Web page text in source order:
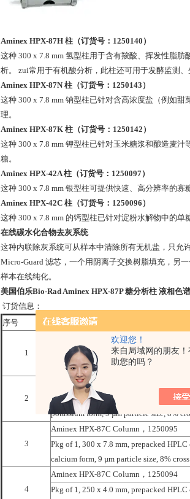
欢迎您！
来自局域网的朋友
助您的吗？
Aminex HPX-87H 柱（订货号：1250140）
这种 300 x 7.8 mm 氢型柱用于含有羧酸、挥发性脂
析。 zui常用于有机酸分析，此柱还可用于发酵监测、
Aminex HPX-87N 柱（订货号：1250143）
这种 300 x 7.8 mm 钠型柱已针对含高浓度盐（例如
理。
Aminex HPX-87K 柱（订货号：1250142）
这种 300 x 7.8 mm 钾型柱已针对玉米糖浆和酿造麦
糖。
Aminex HPX-42A 柱（订货号：1250097）
这种 300 x 7.8 mm 银型柱可提供快速、高分辨率的寡
Aminex HPX-42C 柱（订货号：1250096）
这种 300 x 7.8 mm 的钙型柱已针对淀粉水解物中的
在线碳水化合物去灰系统
这种内联除灰系统可从样本中清除所有无机盐，只允
Micro-Guard 滤芯，一个用阴离子交换树脂填充，另
样本在线纯化。
美国伯乐Bio-Rad Aminex HPX-87P 糖分析柱 液相色
订货信息：
序号
产品名称，订货号，详细描述
1
Aminex HPX-87N Column，1250143
Pkg of 1, 300 x 7.8 mm, prepacked
sodium form, 9 µm particle size, 8% cross
2
Aminex HPX-87K Column，1250142
Pkg of 1, 300 x 7.8 mm, prepacked
potassium form, 9 µm particle size, 8%
3
Aminex HPX-87C Column，1250095
Pkg of 1, 300 x 7.8 mm, prepacked
calcium form, 9 µm particle size, 8%
4
Aminex HPX-87C Column，1250094
Pkg of 1, 250 x 4.0 mm, prepacked